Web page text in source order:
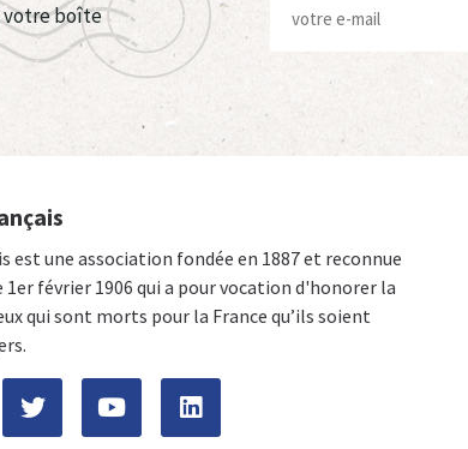
votre boîte
est une association fondée en 1887 et reconnue
février 1906 qui a pour vocation d'honorer la
qui sont morts pour la France qu’ils soient